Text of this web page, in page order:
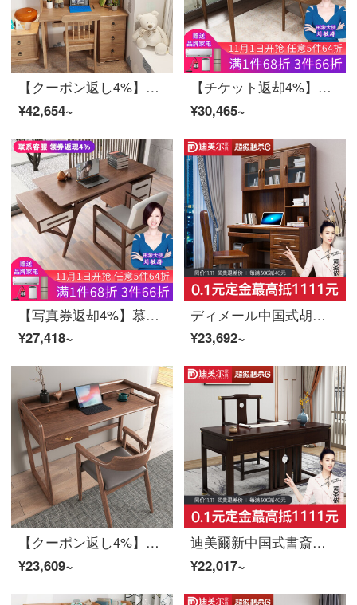
【クーポン返し4%】慕尼思丹机実木机パソコンデスク新中国式北欧書房家具学習テーブルセット実木机＋本椅子【ゴム木】
¥42,654~
【チケット返却4%】慕尼思丹デスクデスクのテーブル付き北欧中華書斎家具のホワイトワックス学習テーブル【原木色】シングル木製デスク【1.4*0.735 m】
¥30,465~
【写真券返却4%】慕尼思丹机実木パソコンデスク書斎家具新中国式テーブル＋パソコンチェア【保存機能付き】
¥27,418~
ディメール中国式胡桃木の書棚セット学生用デスクトップパソコンの書棚一体机机＋椅子（1.2メートル）
¥23,692~
【クーポン返し4%】慕尼思丹デスクデスクのテーブル。北欧中華書斎家具の白い蝋の木学習テーブル。
¥23,609~
迪美爾新中国式書斎家具机椅子セット禅意実木事務机セット家具机＋椅子
¥22,017~